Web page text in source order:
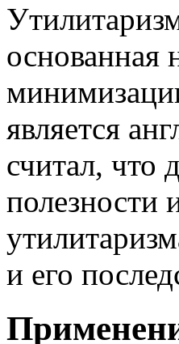
основанная
является
считал, что
полезности
и его